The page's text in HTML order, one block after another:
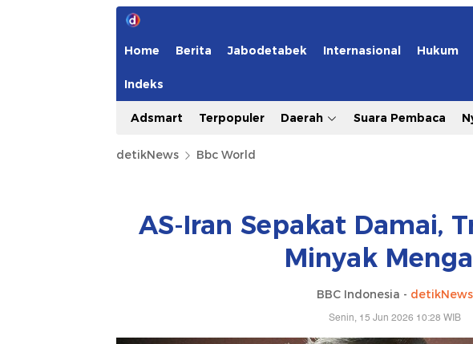
Home Berita Jabodetabek Internasional Hukum
Indeks
Adsmart Terpopuler Daerah Suara Pembaca
detikNews Bbc World
AS-Iran Sepakat Damai,
Minyak
BBC Indonesia - detikNews
Senin, 15 Jun 2026 10:28 WIB